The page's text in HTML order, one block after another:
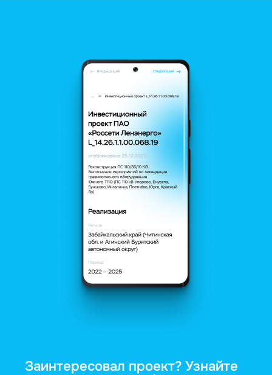
Заинтересовал проект? Узнайте